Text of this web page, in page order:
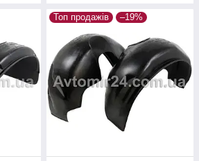
Топ продажів –19%